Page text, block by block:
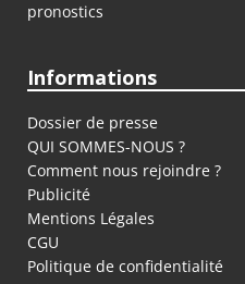
pronostics
Informations
Dossier de presse
QUI SOMMES-NOUS ?
Comment nous rejoindre ?
Publicité
Mentions Légales
CGU
Politique de confidentialité